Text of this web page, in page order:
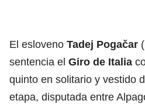
El esloveno Tadej Pogačar
sentencia el Giro de Italia
quinto en solitario y vestido
etapa, disputada entre